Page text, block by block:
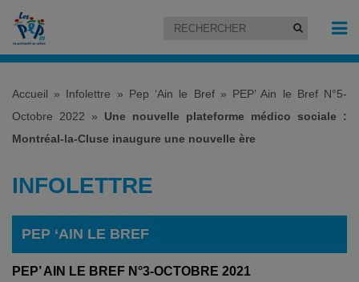
Accueil » Infolettre » Pep ‘Ain le Bref» PEP’ Ain le Bref N°5-
Octobre 2022 » Une nouvelle plateforme médico sociale :
Montréal-la-Cluse inaugure une nouvelle ère
INFOLETTRE
PEP ‘AIN LE BREF
PEP’ AIN LE BREF N°3-OCTOBRE 2021